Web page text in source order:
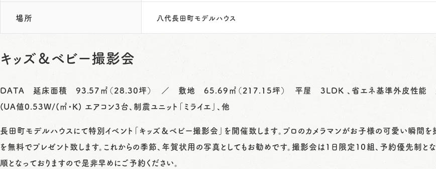
場所 八代長田町モデルハウス
キッズ＆ベビー撮影会
DATA 延床面積 93.57㎡（28.30坪） ／ 敷地 65.69㎡（217.15坪） 平屋 3LDK 、省エネ基準外皮性能
(UA値0.53W/(㎡・K) エアコン3台、制震ユニット「ミライエ」、他
長田町モデルハウスにて特別イベント「キッズ＆ベビー撮影会」を開催致します。プロのカメラマンがお子様の可愛い瞬間を
を無料でプレゼント致します。これからの季節、年賀状用の写真としてもお勧めです。撮影会は1日限定１０組、予約優先制とな
順となっておりますので是非早めにご予約ください。